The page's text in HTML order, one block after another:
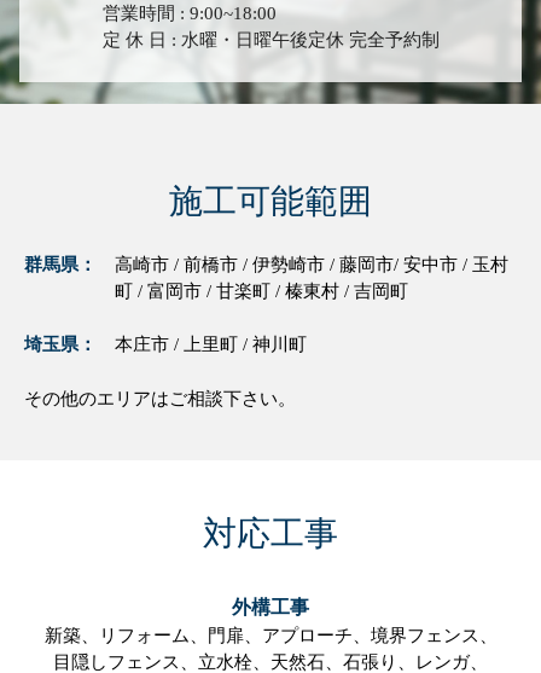
営業時間 : 9:00~18:00
定 休 日 : 水曜・日曜午後定休 完全予約制
施工可能範囲
群馬県：
高崎市 / 前橋市 / 伊勢崎市 / 藤岡市/ 安中市 / 玉村
町 / 富岡市 / 甘楽町 / 榛東村 / 吉岡町
埼玉県： 本庄市 / 上里町 / 神川町
その他のエリアはご相談下さい。
対応工事
外構工事
新築、 リフォーム、 門扉、 アプローチ、 境界フェンス、
目隠しフェンス、 立水栓、 天然石、 石張り、
レンガ、